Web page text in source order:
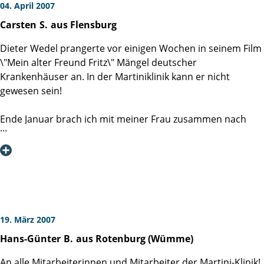
04. April 2007
Carsten S. aus Flensburg
Dieter Wedel prangerte vor einigen Wochen in seinem Film
\"Mein alter Freund Fritz\" Mängel deutscher
Krankenhäuser an. In der Martiniklinik kann er nicht
gewesen sein!
Ende Januar brach ich mit meiner Frau zusammen nach
Hamburg auf,
um mich durch ein Gespräch mit Herrn Professor Dr.
Klinik operieren zu lassen, bestätigen zu können. Einen
Vergleich wollte ich gerne haben, aber unpersönliche
Massenabfertigung hatte ich erwartet.
Bereits beim Betreten der Martiniklinik zerstreuten
19. März 2007
Hans-Günter B. aus Rotenburg (Wümme)